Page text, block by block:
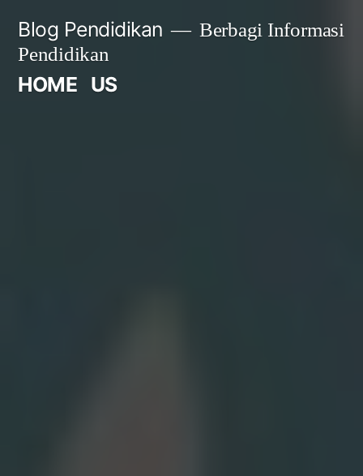
content
Blog Pendidikan
Berbagi Informasi
Pendidikan
HOME US